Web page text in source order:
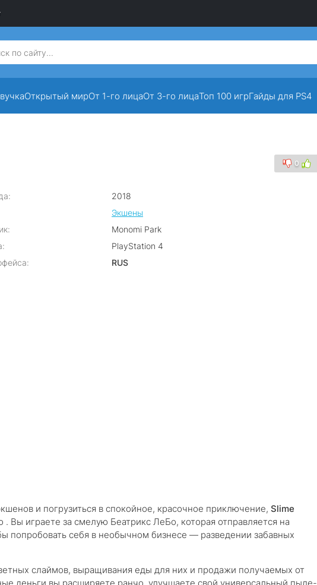
Открытый мирОт 1-го лицаОт 3-го лицаТоп 100 игрГайды для PS4
0
2018
Экшены
Monomi Park
PlayStation 4
RUS
и погрузиться в спокойное, красочное приключение, Slime
Вы играете за смелую Беатрикс ЛеБо, которая отправляется на
попробовать себя в необычном бизнесе — разведении забавных
слаймов, выращивания еды для них и продажи получаемых от